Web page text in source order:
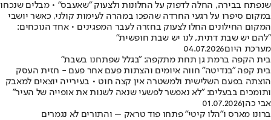
שנפתח בבירה, החלה לדפוק על החלונות ולצעוק "שאעבס" • מבלים שנכחו
במקום סיפרו על רגעי החרדה שהפכו במהרה לעימות קולני, כאשר יושבי
המקום החילונים החלו לצעוק בחזרה לעבר המפגינים • אחד הנוכחים:
"להם יש שבת דתית, לנו יש שבת חופשית"
מערכת היום04.07.2026
בית הקפה ברמת גן תחת מתקפה: "בגלל שפתחנו בשבת"
בית קפה "בנדיטה" חווה איומים והצתות פעם אחר פעם - חזית העסק
הוצתה בפעם השלישית ולמשטרה אין קצה חוט • בעירייה יוצאים למאבק
ותומכים בבעלים: "לא נאפשר לפשעי שנאה לשנות את אופייה של העיר"
אבי כהן01.07.2026
ברונו מארס ו"הלו קיטי" פתחו פוד טראק – והתורים לא נגמרים